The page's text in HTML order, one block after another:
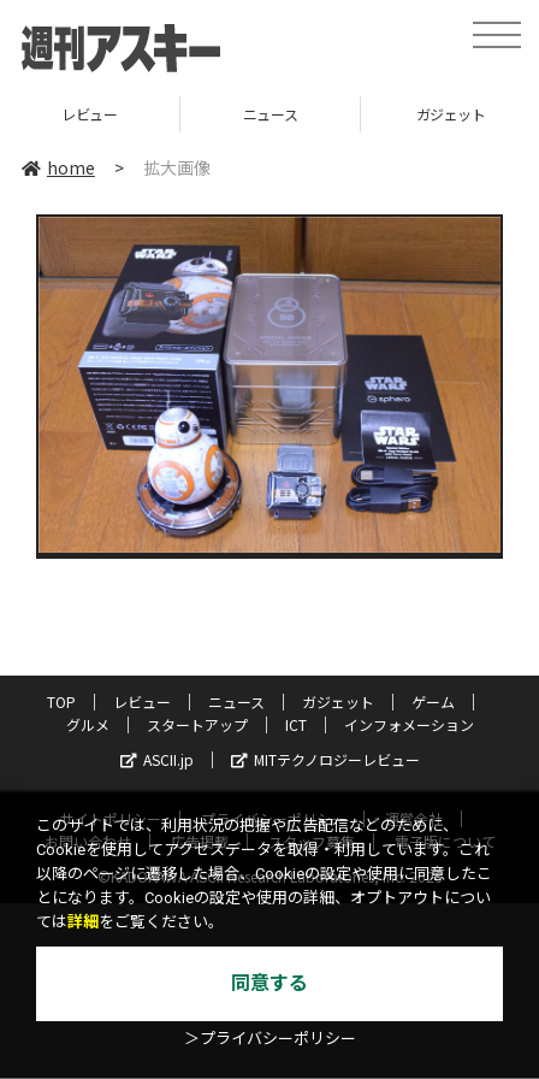
toggle
レビュー ニュース ガジェット
home > 拡大画像
TOP レビュー ニュース ガジェット
ゲーム
グルメ
スタートアップ ICT
インフォメーション
ASCII.jp
MITテクノロジーレビュー
サイトポリシー プライバシーポリシー
運営会社
お問い合わせ
広告掲載 スタッフ募集
電子版について
©KADOKAWA ASCII Research Laboratories, Inc. 2026
このサイトでは、利用状況の把握や広告配信などのために、
Cookieを使用してアクセスデータを取得・利用しています。これ
以降のページに遷移した場合、Cookieの設定や使用に同意したこ
とになります。Cookieの設定や使用の詳細、オプトアウトについ
ては詳細 をご覧ください。
同意する
＞プライバシーポリシー